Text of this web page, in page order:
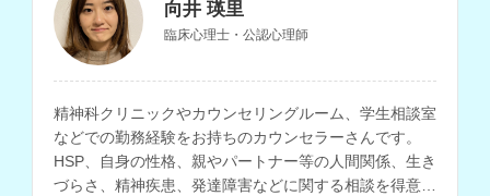
向井 瑛里
臨床心理士・公認心理師
精神科クリニックやカウンセリングルーム、学生相談室
などでの勤務経験をお持ちのカウンセラーさんです。
HSP、自身の性格、親やパートナー等の人間関係、生き
づらさ、精神疾患、発達障害などに関する相談を得意と